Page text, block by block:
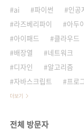
ai 파이썬 인공
라즈베리파이
아두
아이패드
클라우드
배장열
네트워크
디자인
알고리즘
자바스크립트
프로
더보기
전체 방문자